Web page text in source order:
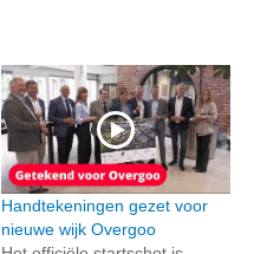
Handtekeningen gezet voor
nieuwe wijk Overgoo